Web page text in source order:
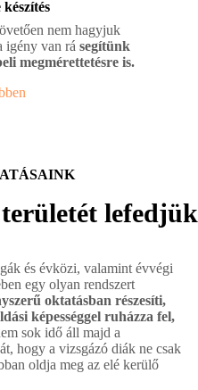
készítés
nem hagyjuk
igény van rásegítünk
megmérettetésre is.
lefedjük
és évközi, valamint évvégi
egy olyan rendszert
oktatásban részesíti,
képességgel ruházza fel,
sok idő áll majd a
hogy a vizsgázó diák ne csak
oldja meg az elé kerülő